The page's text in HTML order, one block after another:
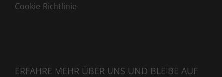
Cookie-Richtlinie
ERFAHRE MEHR ÜBER UNS UND BLEIBE AUF